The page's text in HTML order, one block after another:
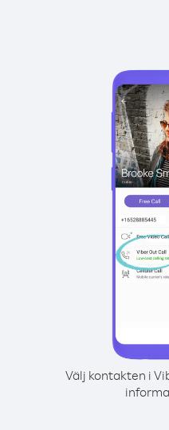
Välj kontakten i